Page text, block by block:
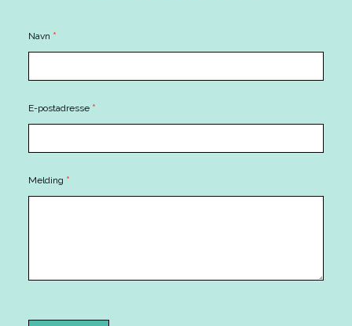
Contact
Navn *
E-postadresse *
Melding *